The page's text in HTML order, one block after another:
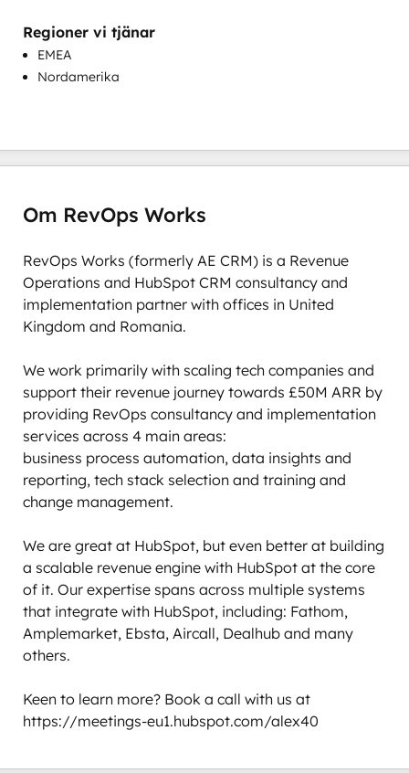
Utveckling av kunskapsbas
Regioner vi tjänar
EMEA
Nordamerika
Om RevOps Works
RevOps Works (formerly AE CRM) is a Revenue
Operations and HubSpot CRM consultancy and
implementation partner with offices in United
Kingdom and Romania.
We work primarily with scaling tech companies and
support their revenue journey towards £50M ARR by
providing RevOps consultancy and implementation
services across 4 main areas:
business process automation, data insights and
reporting, tech stack selection and training and
change management.
We are great at HubSpot, but even better at building
a scalable revenue engine with HubSpot at the core
of it. Our expertise spans across multiple systems
that integrate with HubSpot, including: Fathom,
Amplemarket, Ebsta, Aircall, Dealhub and many
others.
Keen to learn more? Book a call with us at
https://meetings-eu1.hubspot.com/alex40